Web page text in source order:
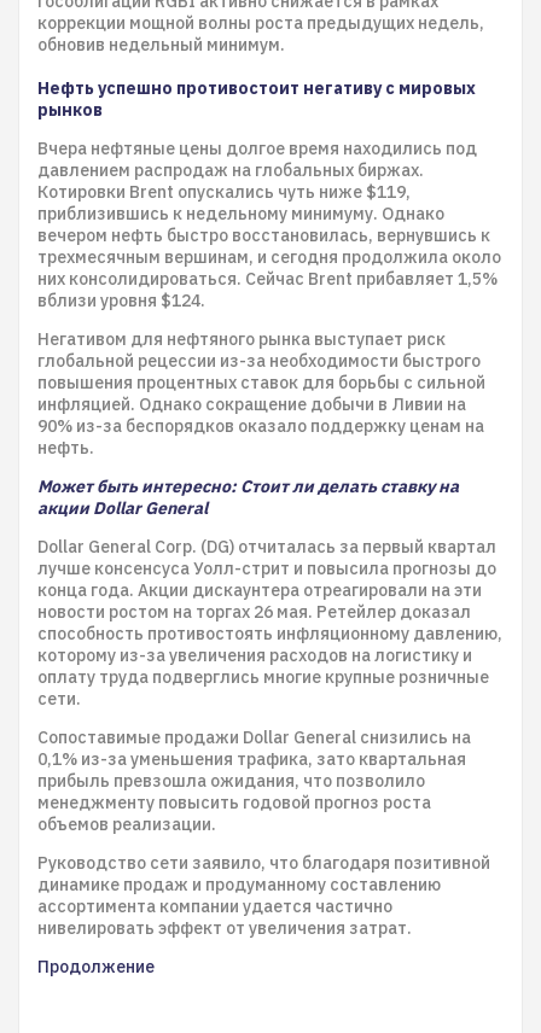
коррекции мощной волны роста предыдущих недель,
обновив недельный минимум.
Нефть успешно противостоит негативу с мировых
рынков
Вчера нефтяные цены долгое время находились под
давлением распродаж на глобальных биржах.
Котировки Brent опускались чуть ниже $119,
приблизившись к недельному минимуму. Однако
вечером нефть быстро восстановилась, вернувшись к
трехмесячным вершинам, и сегодня продолжила около
них консолидироваться. Сейчас Brent прибавляет 1,5%
вблизи уровня $124.
Негативом для нефтяного рынка выступает риск
глобальной рецессии из-за необходимости быстрого
повышения процентных ставок для борьбы с сильной
инфляцией. Однако сокращение добычи в Ливии на
90% из-за беспорядков оказало поддержку ценам на
нефть.
Может быть интересно: Стоит ли делать ставку на
акции Dollar General
Dollar General Corp. (DG) отчиталась за первый квартал
лучше консенсуса Уолл-стрит и повысила прогнозы до
конца года. Акции дискаунтера отреагировали на эти
новости ростом на торгах 26 мая. Ретейлер доказал
способность противостоять инфляционному давлению,
которому из-за увеличения расходов на логистику и
оплату труда подверглись многие крупные розничные
сети.
Сопоставимые продажи Dollar General снизились на
0,1% из-за уменьшения трафика, зато квартальная
прибыль превзошла ожидания, что позволило
менеджменту повысить годовой прогноз роста
объемов реализации.
Руководство сети заявило, что благодаря позитивной
динамике продаж и продуманному составлению
ассортимента компании удается частично
нивелировать эффект от увеличения затрат.
Продолжение